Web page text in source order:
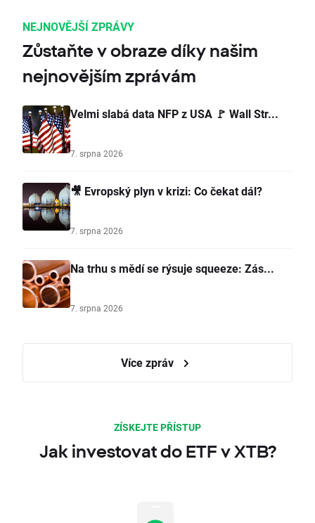
NEJNOVĚJŠÍ ZPRÁVY
Zůstaňte v obraze díky našim
nejnovějším zprávám
Velmi slabá data NFP z USA 🚩 Wall Str...
7. srpna 2026
🎥 Evropský plyn v krizi: Co čekat dál?
7. srpna 2026
Na trhu s mědí se rýsuje squeeze: Zás...
7. srpna 2026
Více zpráv
ZÍSKEJTE PŘÍSTUP
Jak investovat do ETF v XTB?